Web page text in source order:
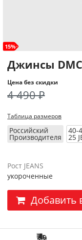
15%
Джинсы
Цена без скидки
4 490 ₽
Таблица размеров
Российский
Производителя
40-
25
Рост JEANS
укороченные
Добавить